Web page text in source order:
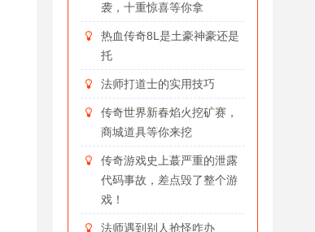
袭，十重惊喜等你拿
热血传奇8L是土豪神豪还是
托
法师打道士的实用技巧
传奇世界新春焰火挖矿赛，
商城道具等你来挖
传奇游戏史上蕞严重的泄露
代码事故，差点毁了整个游
戏！
法师遇到别人抢怪咋办